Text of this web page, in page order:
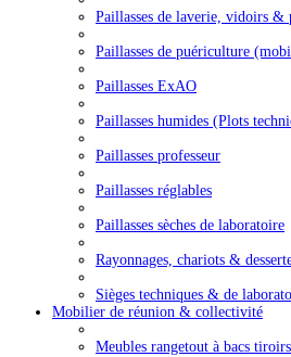
Paillasses de laverie, vidoirs &
Paillasses de puériculture
Paillasses ExAO
Paillasses humides (Plots
Paillasses professeur
Paillasses réglables
Paillasses sèches de laboratoire
Rayonnages, chariots &
Sièges techniques & de
Mobilier de réunion & collectivité
Meubles rangetout à bacs tiroirs